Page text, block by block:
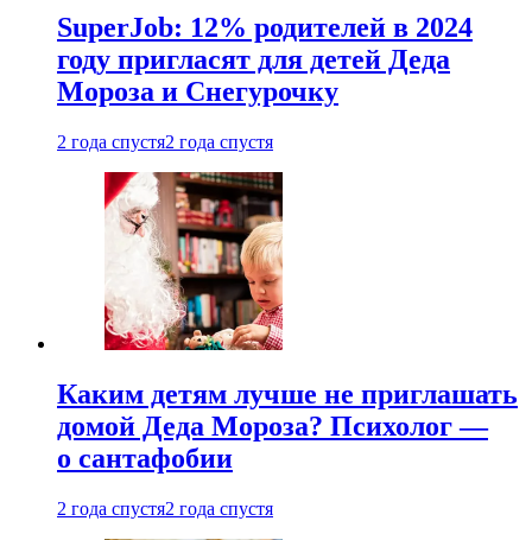
SuperJob: 12% родителей в 2024
году пригласят для детей Деда
Мороза и Снегурочку
2 года спустя2 года спустя
Каким детям лучше не приглашать
домой Деда Мороза? Психолог —
о сантафобии
2 года спустя2 года спустя